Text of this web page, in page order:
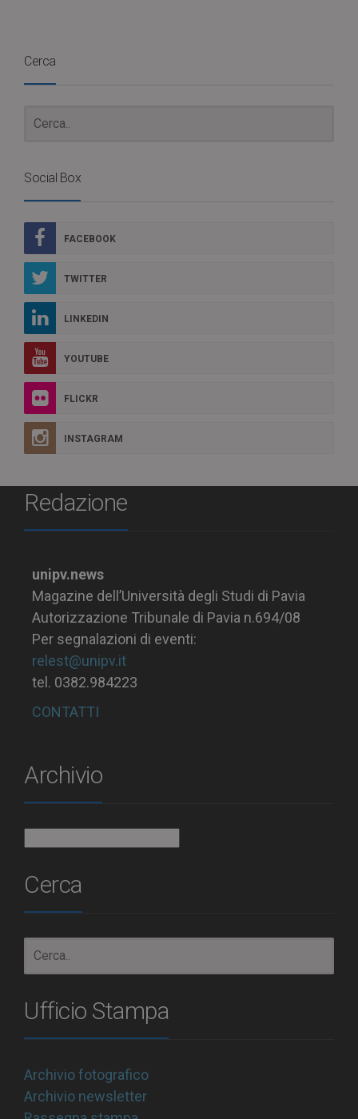
Cerca
Social Box
FACEBOOK
TWITTER
LINKEDIN
YOUTUBE
FLICKR
INSTAGRAM
Redazione
unipv.news
Magazine dell’Università degli Studi di Pavia
Autorizzazione Tribunale di Pavia n.694/08
Per segnalazioni di eventi:
relest@unipv.it
tel. 0382.984223
CONTATTI
Archivio
Cerca
Ufficio Stampa
Archivio fotografico
Archivio newsletter